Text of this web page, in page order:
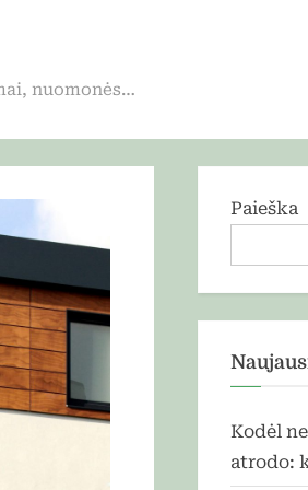
nuomonės…
Paieška
Kodėl
atrodo: